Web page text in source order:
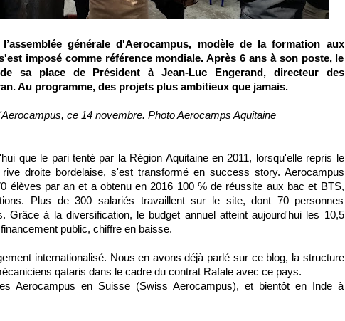
générale d'Aerocampus, modèle de la formation aux
imposé comme référence mondiale. Après 6 ans à son poste, le
sa place de Président à Jean-Luc Engerand, directeur des
Au programme, des projets plus ambitieux que jamais.
ce 14 novembre. Photo Aerocamps Aquitaine
que le pari tenté par la Région Aquitaine en 2011, lorsqu'elle repris le
droite bordelaise, s'est transformé en success story. Aerocampus
élèves par an et a obtenu en 2016 100 % de réussite aux bac et BTS,
Plus de 300 salariés travaillent sur le site, dont 70 personnes
Grâce à la diversification, le budget annuel atteint aujourd'hui les 10,5
public, chiffre en baisse.
internationalisé. Nous en avons déjà parlé sur ce blog, la structure
qataris dans le cadre du contrat Rafale avec ce pays.
Aerocampus en Suisse (Swiss Aerocampus), et bientôt en Inde à